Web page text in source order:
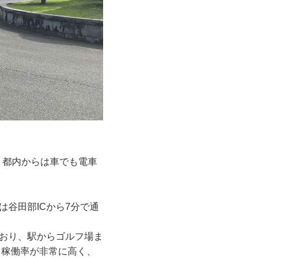
内からは車でも電車
谷田部ICから7分で通
り、駅からゴルフ場ま
働率が非常に高く、